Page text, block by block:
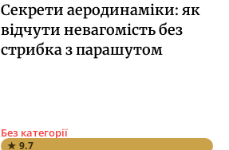
Секрети аеродинаміки: як
відчути невагомість без
стрибка з парашутом
Без категорії
★ 9.7